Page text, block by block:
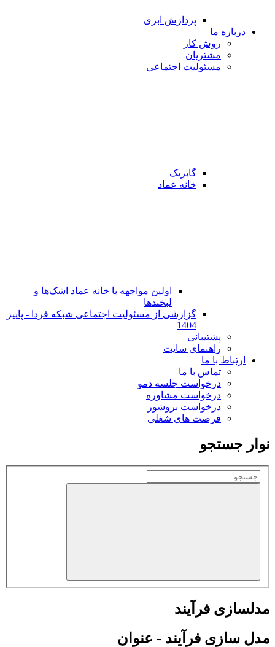
پردازش ابری
درباره ما
روش کار
مشتریان
مسئولیت اجتماعی
گابریک
خانه عماد
اولین مواجهه با خانه عماد اشک‌ها و
لبخندها
گزارشی از مسئولیت اجتماعی شبکه فردا - پاییز
1404
پشتیبانی
راهنمای سایت
ارتباط با ما
تماس با ما
در‌خواست جلسه دمو
درخواست مشاوره
درخواست بروشور
فرصت های شغلی
نوار جستجو
مدلسازی فرآیند
مدل سازی فرآیند - عنوان